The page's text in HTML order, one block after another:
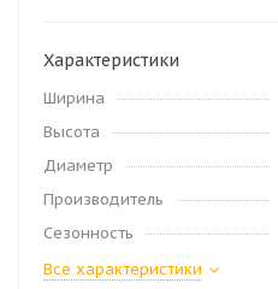
Характеристики
Ширина
Высота
Диаметр
Производитель
Сезонность
Все характеристики